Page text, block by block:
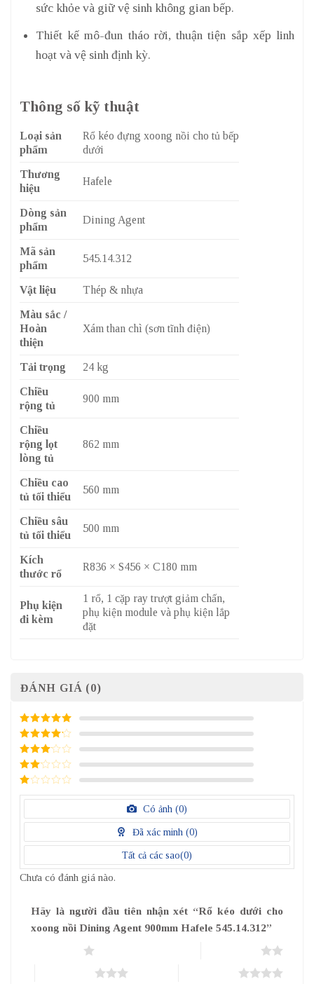
sức khỏe và giữ vệ sinh không gian bếp.
Thiết kế mô-đun tháo rời, thuận tiện sắp xếp linh
hoạt và vệ sinh định kỳ.
Thông số kỹ thuật
Loại sản
phẩm
Rổ kéo đựng xoong nồi cho tủ bếp
dưới
Thương
hiệu
Hafele
Dòng sản
phẩm
Dining Agent
Mã sản
phẩm
545.14.312
Vật liệu Thép & nhựa
Màu sắc /
Hoàn
thiện
Xám than chì (sơn tĩnh điện)
Tải trọng 24 kg
Chiều
rộng tủ
900 mm
Chiều
rộng lọt
lòng tủ
862 mm
Chiều cao
tủ tối thiểu
560 mm
Chiều sâu
tủ tối thiểu
500 mm
Kích
thước rổ
R836 × S456 × C180 mm
Phụ kiện
đi kèm
1 rổ, 1 cặp ray trượt giảm chấn,
phụ kiện module và phụ kiện lắp
đặt
ĐÁNH GIÁ (0)
5/ 5 điểm
4/ 5
điểm
3/ 5
điểm
2/
điểm
1
điểm
Có ảnh (0)
Đã xác minh (0)
Tất cả các sao(0)
Chưa có đánh giá nào.
Hãy là người đầu tiên nhận xét “Rổ kéo dưới cho
xoong nồi Dining Agent 900mm Hafele 545.14.312”